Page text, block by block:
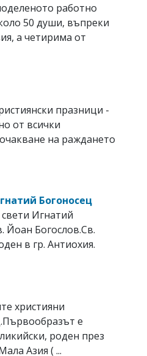
работно
50 души, въпреки
а четирима от
празници -
от всички
на раждането
Богоносец
Игнатий
Йоан Богослов.Св.
в гр. Антиохия.
християни
е
роден през
Азия ( ...